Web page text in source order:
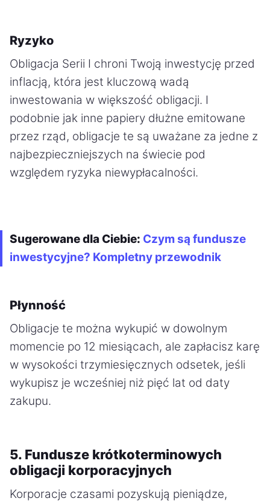
Ryzyko
Obligacja Serii I chroni Twoją inwestycję przed
inflacją, która jest kluczową wadą
inwestowania w większość obligacji. I
podobnie jak inne papiery dłużne emitowane
przez rząd, obligacje te są uważane za jedne z
najbezpieczniejszych na świecie pod
względem ryzyka niewypłacalności.
Sugerowane dla Ciebie: Czym są fundusze
inwestycyjne? Kompletny przewodnik
Płynność
Obligacje te można wykupić w dowolnym
momencie po 12 miesiącach, ale zapłacisz karę
w wysokości trzymiesięcznych odsetek, jeśli
wykupisz je wcześniej niż pięć lat od daty
zakupu.
5. Fundusze krótkoterminowych
obligacji korporacyjnych
Korporacje czasami pozyskują pieniądze,